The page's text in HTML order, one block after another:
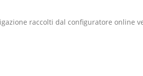
raccolti dal configuratore online